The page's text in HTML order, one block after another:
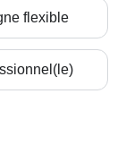
flexible